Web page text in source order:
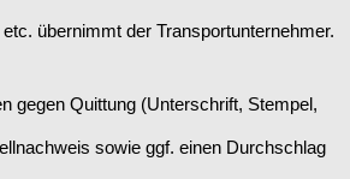
übernimmt der Transportunternehmer.
gegen Quittung (Unterschrift, Stempel,
sowie ggf. einen Durchschlag